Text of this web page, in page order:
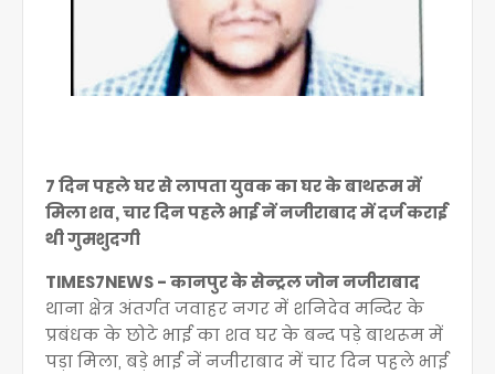
7 दिन पहले घर से लापता युवक का घर के बाथरूम में
मिला शव, चार दिन पहले भाई नें नजीराबाद में दर्ज कराई
थी गुमशुदगी
TIMES7NEWS - कानपुर के सेन्ट्रल जोन नजीराबाद
थाना क्षेत्र अंतर्गत जवाहर नगर में शनिदेव मन्दिर के
प्रबंधक के छोटे भाई का शव घर के बन्द पड़े बाथरूम में
पड़ा मिला, बड़े भाई नें नजीराबाद में चार दिन पहले भाई